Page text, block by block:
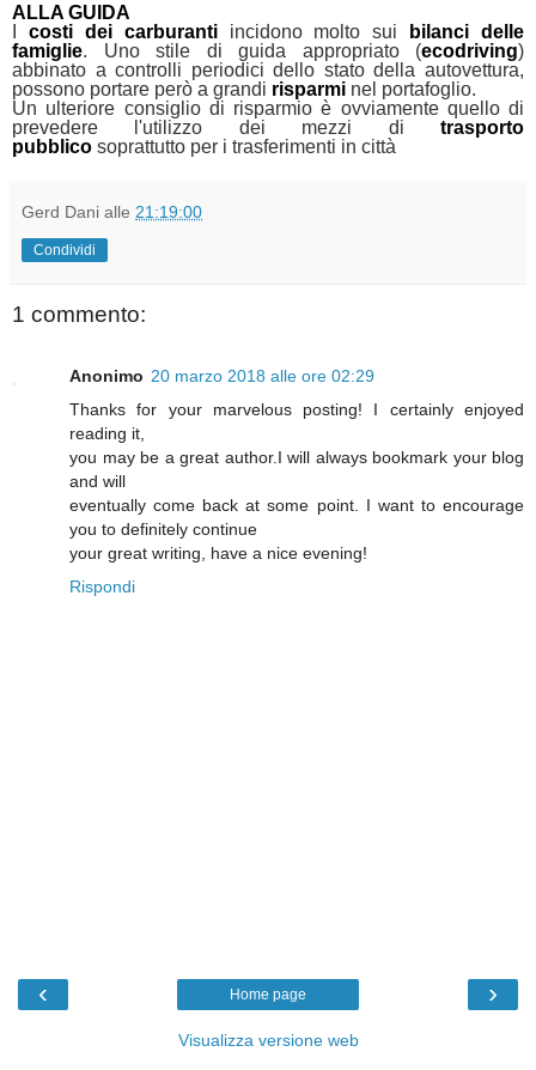
ALLA GUIDA
costi dei carburantiincidono molto sui
bilanci delle
famiglie. Uno stile di guida appropriato (ecodriving)
abbinato a controlli periodici dello stato della autovettura,
possono portare però a grandi risparmi nel portafoglio.
Un ulteriore consiglio di risparmio è ovviamente quello di
prevedere l'utilizzo dei mezzi di trasporto
pubblico soprattutto per i trasferimenti in città
Gerd Dani alle 21:19:00
Condividi
1 commento:
Anonimo 20 marzo 2018 alle ore 02:29
Thanks for your marvelous posting! I certainly enjoyed
reading it,
you may be a great author.I will always bookmark your blog
and will
eventually come back at some point. I want to encourage
you to definitely continue
your great writing, have a nice evening!
Rispondi
‹ ›
Home page
Visualizza versione web